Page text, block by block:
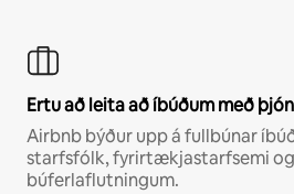
Ertu að leita að íbúðum með
Airbnb býður upp á fullbúnar
starfsfólk, fyrirtækjastarfsemi
búferlaflutningum.